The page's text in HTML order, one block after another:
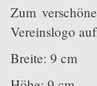
Poloshirt
Fleecejacke
Arbeitsjacke
Zum
Vereinslogo
Breite: 9 cm